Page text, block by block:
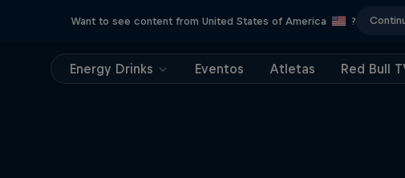
Want to see content from United States of America ?
Energy Drinks Eventos Atletas Red Bull